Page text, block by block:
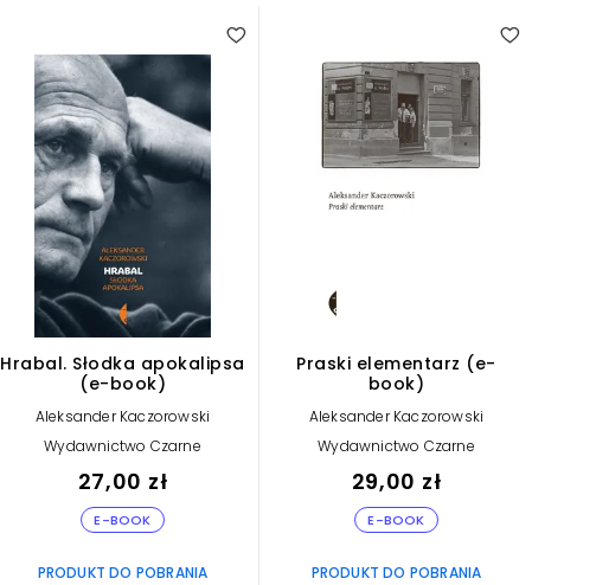
Hrabal. Słodka apokalipsa
(e-book)
Aleksander Kaczorowski
Wydawnictwo Czarne
27,00 zł
E-BOOK
PRODUKT DO POBRANIA
Praski elementarz (e-
book)
Aleksander Kaczorowski
Wydawnictwo Czarne
29,00 zł
E-BOOK
PRODUKT DO POBRANIA